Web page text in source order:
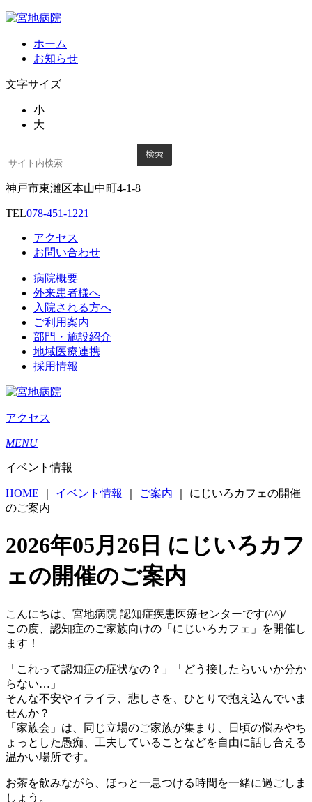
ホーム
お知らせ
文字サイズ
小
大
神戸市東灘区本山中町4-1-8
TEL078-451-1221
アクセス
お問い合わせ
病院概要
外来患者様へ
入院される方へ
ご利用案内
部門・施設紹介
地域医療連携
採用情報
アクセス
MENU
イベント情報
HOME イベント情報 ご案内
にじいろカフェの開催
のご案内
2026年05月26日 にじいろカフ
ェの開催のご案内
こんにちは、宮地病院 認知症疾患医療センターです(^^)/
この度、認知症のご家族向けの「にじいろカフェ」を開催し
ます！
「これって認知症の症状なの？」「どう接したらいいか分か
らない…」
そんな不安やイライラ、悲しさを、ひとりで抱え込んでいま
せんか？
「家族会」は、同じ立場のご家族が集まり、日頃の悩みやち
ょっとした愚痴、工夫していることなどを自由に話し合える
温かい場所です。
お茶を飲みながら、ほっと一息つける時間を一緒に過ごしま
しょう。